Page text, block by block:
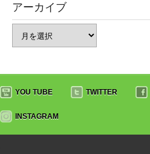
アーカイブ
YOU TUBE TWITTER
INSTAGRAM